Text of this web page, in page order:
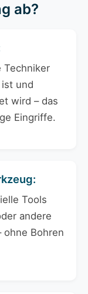
ab?
Techniker
und
wird – das
Eingriffe.
Tools
andere
ohne Bohren